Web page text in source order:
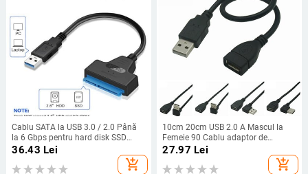
Cablu SATA la USB 3.0 / 2.0 Până
la 6 Gbps pentru hard disk SSD
extern de 2,5 inchi Adaptor SATA 3
cu 22 pini Adaptoare USB 3.0 la
Sata
36.43 Lei
add_shopping_cart
10cm 20cm USB 2.0 A Mascul la
Femeie 90 Cablu adaptor de
extensie unghiular USB2.0 Mascul
la femela dreapta/stânga/jos/sus
Cablu negru
27.97 Lei
add_shopping_cart